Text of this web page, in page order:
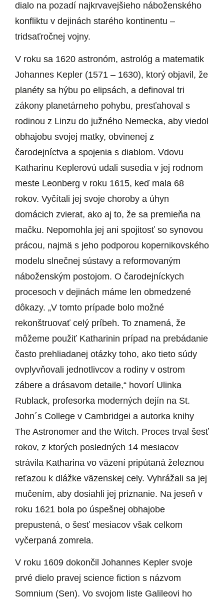
dialo na pozadí najkrvavejšieho náboženského
konfliktu v dejinách starého kontinentu –
tridsaťročnej vojny.
V roku sa 1620 astronóm, astrológ a matematik
Johannes Kepler (1571 – 1630), ktorý objavil, že
planéty sa hýbu po elipsách, a definoval tri
zákony planetárneho pohybu, presťahoval s
rodinou z Linzu do južného Nemecka, aby viedol
obhajobu svojej matky, obvinenej z
čarodejníctva a spojenia s diablom. Vdovu
Katharinu Keplerovú udali susedia v jej rodnom
meste Leonberg v roku 1615, keď mala 68
rokov. Vyčítali jej svoje choroby a úhyn
domácich zvierat, ako aj to, že sa premieňa na
mačku. Nepomohla jej ani spojitosť so synovou
prácou, najmä s jeho podporou kopernikovského
modelu slnečnej sústavy a reformovaným
náboženským postojom. O čarodejníckych
procesoch v dejinách máme len obmedzené
dôkazy. „V tomto prípade bolo možné
rekonštruovať celý príbeh. To znamená, že
môžeme použiť Katharinin prípad na prebádanie
často prehliadanej otázky toho, ako tieto súdy
ovplyvňovali jednotlivcov a rodiny v ostrom
zábere a drásavom detaile,“ hovorí Ulinka
Rublack, profesorka moderných dejín na St.
John´s College v Cambridgei a autorka knihy
The Astronomer and the Witch. Proces trval šesť
rokov, z ktorých posledných 14 mesiacov
strávila Katharina vo väzení pripútaná železnou
reťazou k dlážke väzenskej cely. Vyhrážali sa jej
mučením, aby dosiahli jej priznanie. Na jeseň v
roku 1621 bola po úspešnej obhajobe
prepustená, o šesť mesiacov však celkom
vyčerpaná zomrela.
V roku 1609 dokončil Johannes Kepler svoje
prvé dielo pravej science fiction s názvom
Somnium (Sen). Vo svojom liste Galileovi ho